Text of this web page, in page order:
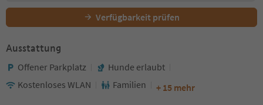
Verfügbarkeit prüfen
Ausstattung
Offener Parkplatz
Hunde erlaubt
Kostenloses WLAN
Familien + 15 mehr